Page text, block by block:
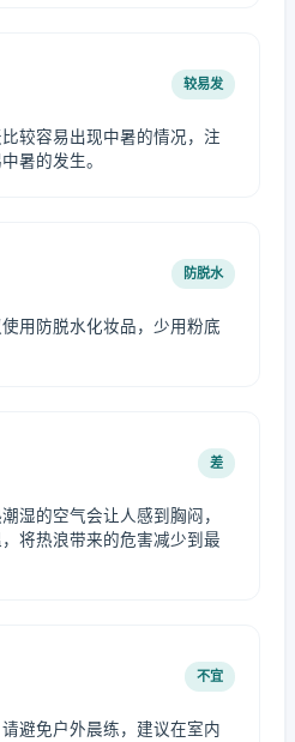
较易发
较容易出现中暑的情况，注
暑的发生。
防脱水
用防脱水化妆品，少用粉底
差
湿的空气会让人感到胸闷，
将热浪带来的危害减少到最
不宜
避免户外晨练，建议在室内